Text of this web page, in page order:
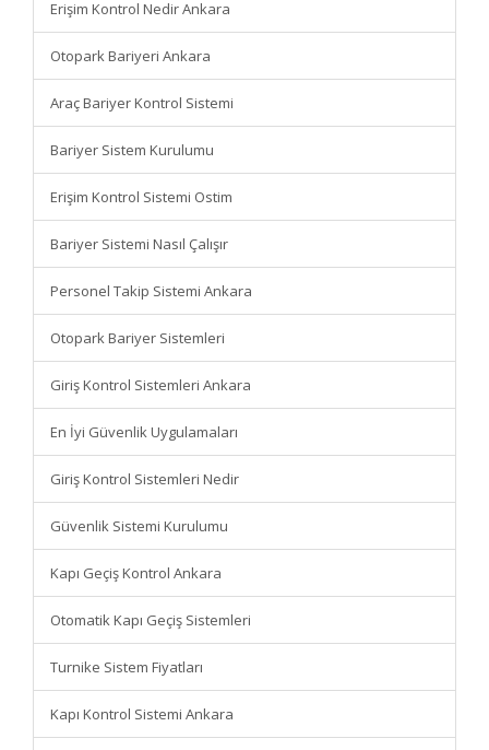
Erişim Kontrol Nedir Ankara
Otopark Bariyeri Ankara
Araç Bariyer Kontrol Sistemi
Bariyer Sistem Kurulumu
Erişim Kontrol Sistemi Ostim
Bariyer Sistemi Nasıl Çalışır
Personel Takip Sistemi Ankara
Otopark Bariyer Sistemleri
Giriş Kontrol Sistemleri Ankara
En İyi Güvenlik Uygulamaları
Giriş Kontrol Sistemleri Nedir
Güvenlik Sistemi Kurulumu
Kapı Geçiş Kontrol Ankara
Otomatik Kapı Geçiş Sistemleri
Turnike Sistem Fiyatları
Kapı Kontrol Sistemi Ankara